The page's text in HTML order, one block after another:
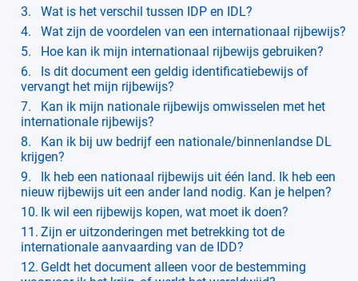
Wat is het verschil tussen IDP en IDL?
Wat zijn de voordelen van een internationaal rijbewijs?
Hoe kan ik mijn internationaal rijbewijs gebruiken?
Is dit document een geldig identificatiebewijs of
vervangt het mijn rijbewijs?
Kan ik mijn nationale rijbewijs omwisselen met het
internationale rijbewijs?
Kan ik bij uw bedrijf een nationale/binnenlandse DL
krijgen?
Ik heb een nationaal rijbewijs uit één land. Ik heb een
nieuw rijbewijs uit een ander land nodig. Kan je helpen?
Ik wil een rijbewijs kopen, wat moet ik doen?
Zijn er uitzonderingen met betrekking tot de
internationale aanvaarding van de IDD?
Geldt het document alleen voor de bestemming